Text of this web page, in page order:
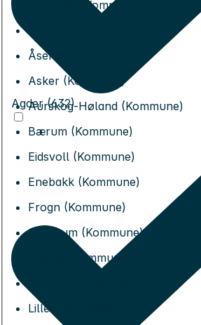
Vennesla (Kommune)
Åseral (Kommune)
Asker (Kommune)
Aurskog-Høland (Kommune)
Bærum (Kommune)
Eidsvoll (Kommune)
Enebakk (Kommune)
Frogn (Kommune)
Gjerdrum (Kommune)
Hurdal (Kommune)
Lillestrøm (Kommune)
Agder (632)